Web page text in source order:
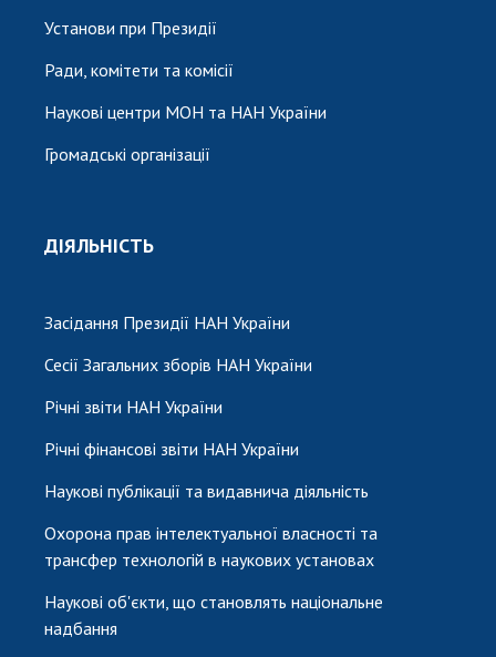
Установи при Президії
Ради, комітети та комісії
Наукові центри МОН та НАН України
Громадські організації
ДІЯЛЬНІСТЬ
Засідання Президії НАН України
Сесії Загальних зборів НАН України
Річні звіти НАН України
Річні фінансові звіти НАН України
Наукові публікації та видавнича діяльність
Охорона прав інтелектуальної власності та
трансфер технологій в наукових установах
Наукові об'єкти, що становлять національне
надбання